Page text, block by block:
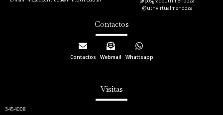
@utnvirtualmendoza
Contactos
Contactos Webmail Whattsapp
Visitas
3454008